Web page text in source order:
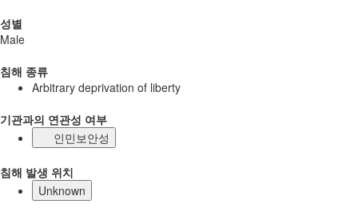
성별
Male
침해 종류
Arbitrary deprivation of liberty
기관과의 연관성 여부
인민보안성
침해 발생 위치
Unknown